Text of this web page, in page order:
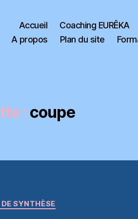
Accueil Coaching EURÊKA
A propos
Plan du site
: coupe
Catégories
SYNTHÈSE